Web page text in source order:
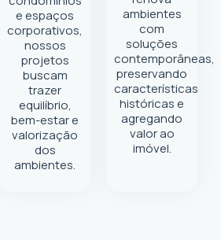
e espaços
corporativos,
nossos
projetos
buscam
trazer
equilíbrio,
bem-estar e
valorização
dos
ambientes.
ambientes
com
soluções
contemporâneas,
preservando
características
históricas e
agregando
valor ao
imóvel.